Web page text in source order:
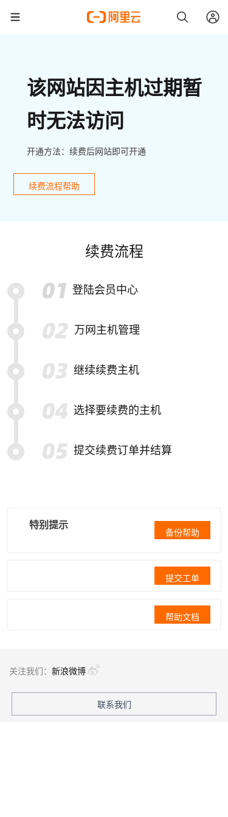
该网站因主机过期暂
时无法访问
开通方法：续费后网站即可开通
续费流程帮助
续费流程
登陆会员中心
万网主机管理
继续续费主机
选择要续费的主机
提交续费订单并结算
特别提示
备份帮助
提交工单
帮助文档